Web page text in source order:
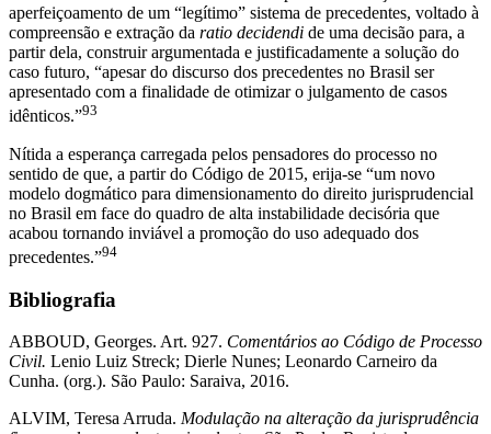
aperfeiçoamento de um “legítimo” sistema de precedentes, voltado à
compreensão e extração da ratio decidendi de uma decisão para, a
partir dela, construir argumentada e justificadamente a solução do
caso futuro, “apesar do discurso dos precedentes no Brasil ser
apresentado com a finalidade de otimizar o julgamento de casos
idênticos.”93
Nítida a esperança carregada pelos pensadores do processo no
sentido de que, a partir do Código de 2015, erija-se “um novo
modelo dogmático para dimensionamento do direito jurisprudencial
no Brasil em face do quadro de alta instabilidade decisória que
acabou tornando inviável a promoção do uso adequado dos
precedentes.”94
Bibliografia
ABBOUD, Georges. Art. 927. Comentários ao Código de Processo
Civil. Lenio Luiz Streck; Dierle Nunes; Leonardo Carneiro da
Cunha. (org.). São Paulo: Saraiva, 2016.
ALVIM, Teresa Arruda. Modulação na alteração da jurisprudência